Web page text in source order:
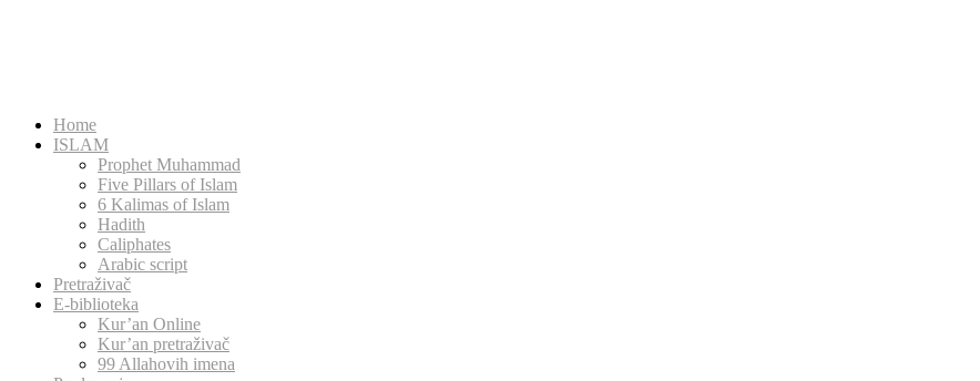
Home
ISLAM
Prophet Muhammad
Five Pillars of Islam
6 Kalimas of Islam
Hadith
Caliphates
Arabic script
Pretraživač
E-biblioteka
Kur’an Online
Kur’an pretraživač
99 Allahovih imena